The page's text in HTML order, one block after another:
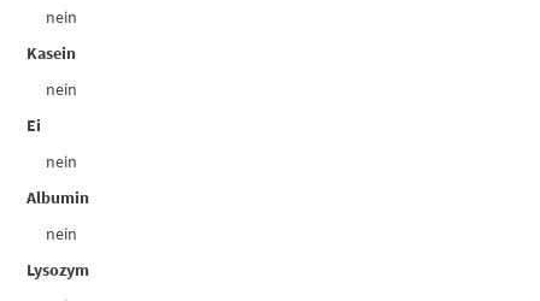
nein
Kasein
nein
Ei
nein
Albumin
nein
Lysozym